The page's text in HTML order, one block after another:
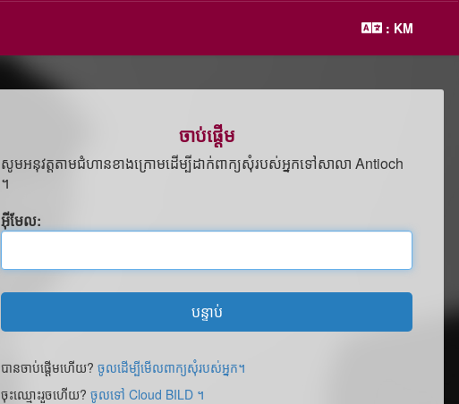
: KM
ចាប់ផ្ដើម
សូមអនុវត្តតាមជំហានខាងក្រោមដើម្បីដាក់ពាក្យសុំរបស់អ្នកទៅសាលា Antioch
។
អ៊ីមែល:
បន្ទាប់
បានចាប់ផ្តើមហើយ?ចូលដើម្បីមើលពាក្យសុំរបស់អ្នក។
ចុះឈ្មោះរួចហើយ?ចូលទៅ Cloud BILD ។